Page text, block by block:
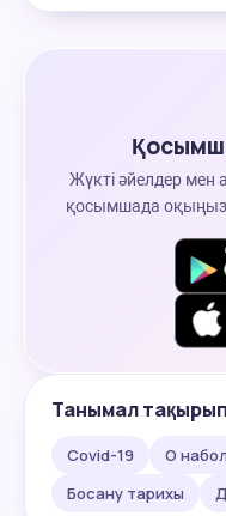
Жүкті әйелдер мен
қосымшада
Танымал
Covid-19 О
Босану тарихы